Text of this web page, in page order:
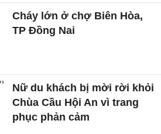
Cháy lớn ở chợ Biên Hòa,
TP Đồng Nai
Nữ du khách bị mời rời khỏi
Chùa Cầu Hội An vì trang
phục phản cảm